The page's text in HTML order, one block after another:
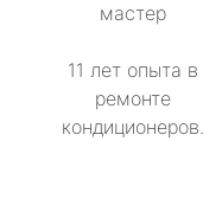
мастер
11 лет опыта в
ремонте
кондиционеров.